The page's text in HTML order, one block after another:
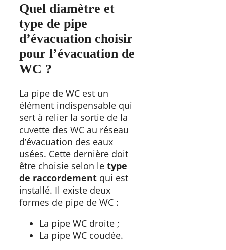
Quel diamètre et
type de pipe
d’évacuation choisir
pour l’évacuation de
WC ?
La pipe de WC est un
élément indispensable qui
sert à relier la sortie de la
cuvette des WC au réseau
d’évacuation des eaux
usées. Cette dernière doit
être choisie selon le type
de raccordement qui est
installé. Il existe deux
formes de pipe de WC :
La pipe WC droite ;
La pipe WC coudée.